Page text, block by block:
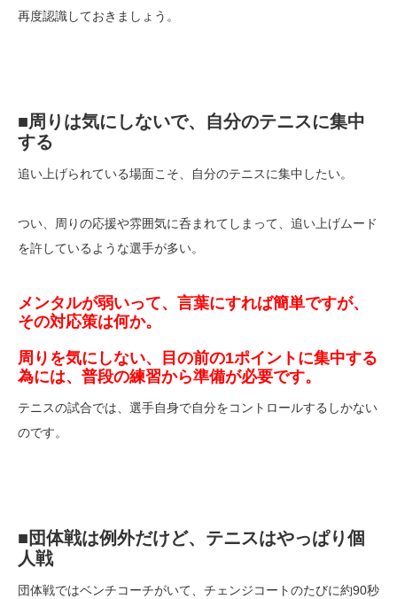
再度認識しておきましょう。
■周りは気にしないで、自分のテニスに集中
する
追い上げられている場面こそ、自分のテニスに集中したい。
つい、周りの応援や雰囲気に呑まれてしまって、追い上げムード
を許しているような選手が多い。
メンタルが弱いって、言葉にすれば簡単ですが、
その対応策は何か。
周りを気にしない、目の前の1ポイントに集中する
為には、普段の練習から準備が必要です。
テニスの試合では、選手自身で自分をコントロールするしかない
のです。
■団体戦は例外だけど、テニスはやっぱり個
人戦
団体戦ではベンチコーチがいて、チェンジコートのたびに約90秒